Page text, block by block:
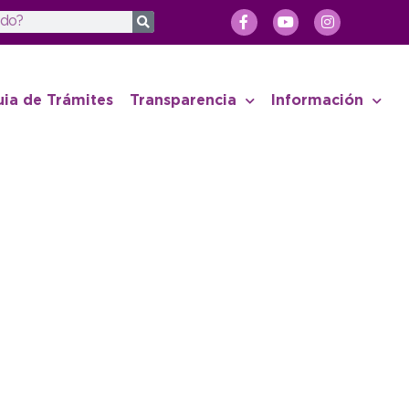
de Trámites Transparencia Información